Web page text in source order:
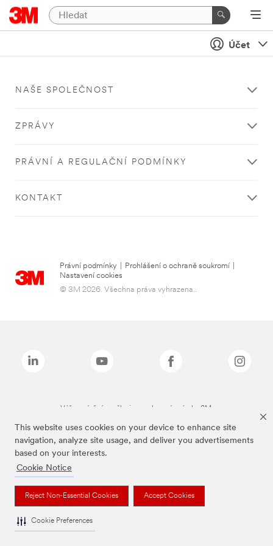
This website uses cookies on your device to enhance site
navigation, analyze site usage, and deliver you advertisements
based on your interests.
Cookie Notice
Reject Non-Essential Cookies Accept Cookies
Cookie Preferences
Účet
NAŠE SPOLEČNOST
ZPRÁVY
PRÁVNÍ A REGULAČNÍ PODMÍNKY
KONTAKT
Právní podmínky Prohlášení o ochraně soukromí
Nastavení cookies
© 3M 2026. Všechna práva vyhrazena..
Výše zmíněné značky jsou ochranné známky 3M.